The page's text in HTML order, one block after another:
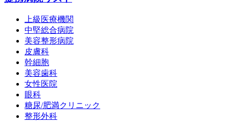
上級医療機関
中堅総合病院
美容整形病院
皮膚科
幹細胞
美容歯科
女性医院
眼科
糖尿/肥満クリニック
整形外科